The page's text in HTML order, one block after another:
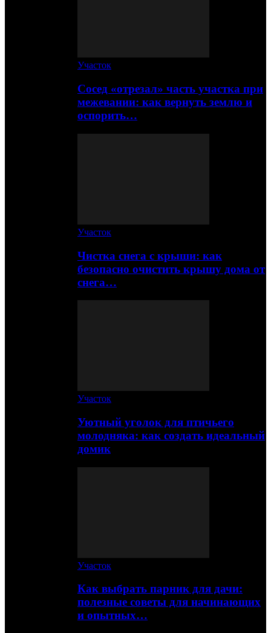
Участок
Сосед «отрезал» часть участка при
межевании: как вернуть землю и
оспорить…
Участок
Чистка снега с крыши: как
безопасно очистить крышу дома от
снега…
Участок
Уютный уголок для птичьего
молодняка: как создать идеальный
домик
Участок
Как выбрать парник для дачи:
полезные советы для начинающих
и опытных…